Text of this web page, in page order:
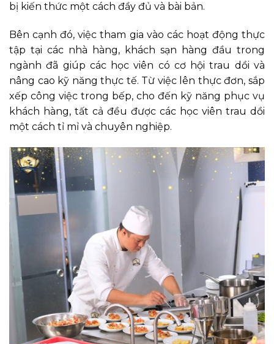
bị kiến thức một cách đầy đủ và bài bản.
Bên cạnh đó, việc tham gia vào các hoạt động thực
tập tại các nhà hàng, khách sạn hàng đầu trong
ngành đã giúp các học viên có cơ hội trau dồi và
nâng cao kỹ năng thực tế. Từ việc lên thực đơn, sắp
xếp công việc trong bếp, cho đến kỹ năng phục vụ
khách hàng, tất cả đều được các học viên trau dồi
một cách tỉ mỉ và chuyên nghiệp.